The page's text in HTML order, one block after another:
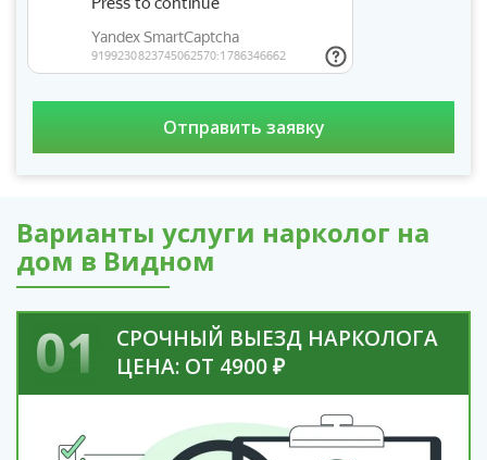
Варианты услуги нарколог на
дом в Видном
01
СРОЧНЫЙ ВЫЕЗД НАРКОЛОГА
ЦЕНА: ОТ 4900 ₽